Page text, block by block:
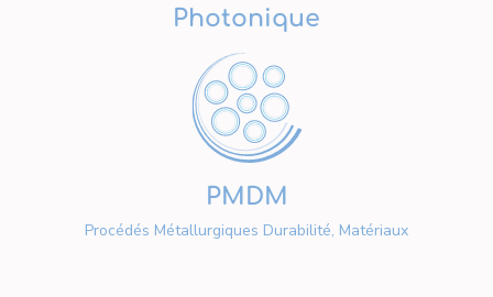
Photonique
PMDM
Procédés Métallurgiques Durabilité, Matériaux